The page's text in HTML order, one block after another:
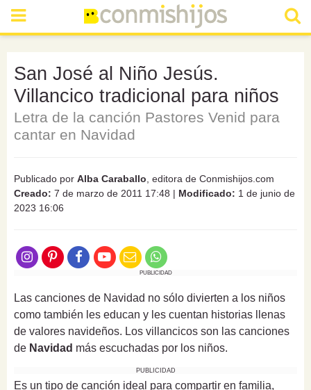
San José al Niño Jesús.
Villancico tradicional para niños
Letra de la canción Pastores Venid para
cantar en Navidad
Publicado por Alba Caraballo , editora de Conmishijos.com
Creado: 7 de marzo de 2011 17:48 | Modificado: 1 de junio de
2023 16:06
PUBLICIDAD
Las canciones de Navidad no sólo divierten a los niños
como también les educan y les cuentan historias llenas
de valores navideños. Los villancicos son las canciones
de Navidad más escuchadas por los niños.
PUBLICIDAD
Es un tipo de canción ideal para compartir en familia,